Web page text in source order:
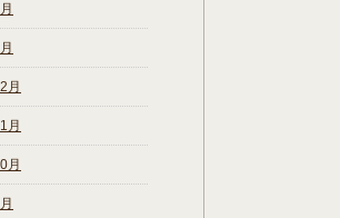
月
月
月